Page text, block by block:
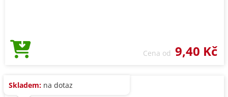
Cena od 9,40 Kč
Skladem: na dotaz